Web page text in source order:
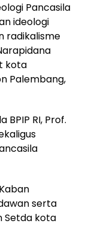
Pancasila
ideologi
radikalisme
kota
Palembang,
RI, Prof.
serta
Setda kota